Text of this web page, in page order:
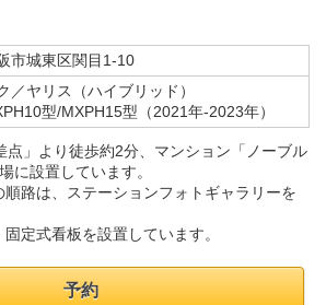
市城東区関目1-10
／ヤリス（ハイブリッド）
型/MXPH15型（2021年-2023年）
点」より徒歩約2分、マンション「ノーブル
に設置しています。
路は、ステーションフォトギャラリーを
定式看板を設置しています。
予約